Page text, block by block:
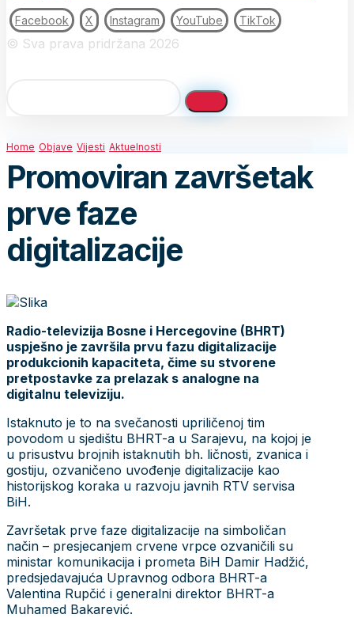
Facebook X Instagram YouTube TikTok
© Sva prava pridržana 2026
Home Objave Vijesti Aktuelnosti
Promoviran završetak
prve faze
digitalizacije
Radio-televizija Bosne i Hercegovine (BHRT)
uspješno je završila prvu fazu digitalizacije
produkcionih kapaciteta, čime su stvorene
pretpostavke za prelazak s analogne na
digitalnu televiziju.
Istaknuto je to na svečanosti upriličenoj tim
povodom u sjedištu BHRT-a u Sarajevu, na kojoj je
u prisustvu brojnih istaknutih bh. ličnosti, zvanica i
gostiju, ozvaničeno uvođenje digitalizacije kao
historijskog koraka u razvoju javnih RTV servisa
BiH.
Završetak prve faze digitalizacije na simboličan
način – presjecanjem crvene vrpce ozvaničili su
ministar komunikacija i prometa BiH Damir Hadžić,
predsjedavajuća Upravnog odbora BHRT-a
Valentina Rupčić i generalni direktor BHRT-a
Muhamed Bakarević.